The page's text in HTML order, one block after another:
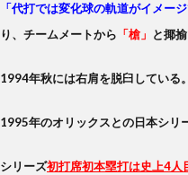
「代打では変化球の軌道がイメージ
り、チームメートから 「槍」 と揶
1994年秋には右肩を脱臼している。
1995年のオリックスとの日本シリ
シリーズ初打席初本塁打は史上4人